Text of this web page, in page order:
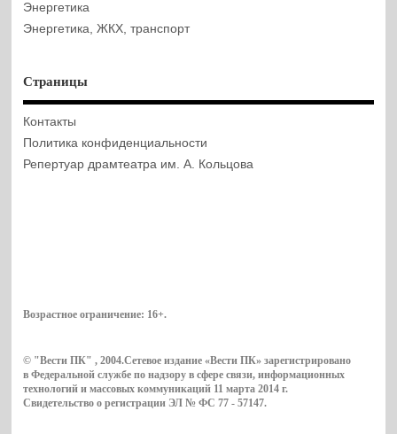
Энергетика
Энергетика, ЖКХ, транспорт
Страницы
Контакты
Политика конфиденциальности
Репертуар драмтеатра им. А. Кольцова
Возрастное ограничение: 16+.
© "Вести ПК" , 2004.Сетевое издание «Вести ПК» зарегистрировано
в Федеральной службе по надзору в сфере связи, информационных
технологий и массовых коммуникаций 11 марта 2014 г.
Свидетельство о регистрации ЭЛ № ФС 77 - 57147.